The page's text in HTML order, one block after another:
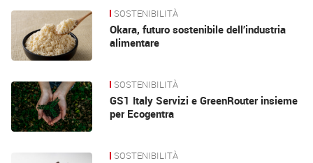
SOSTENIBILITÀ
Okara, futuro sostenibile dell’industria
alimentare
SOSTENIBILITÀ
GS1 Italy Servizi e GreenRouter insieme
per Ecogentra
SOSTENIBILITÀ